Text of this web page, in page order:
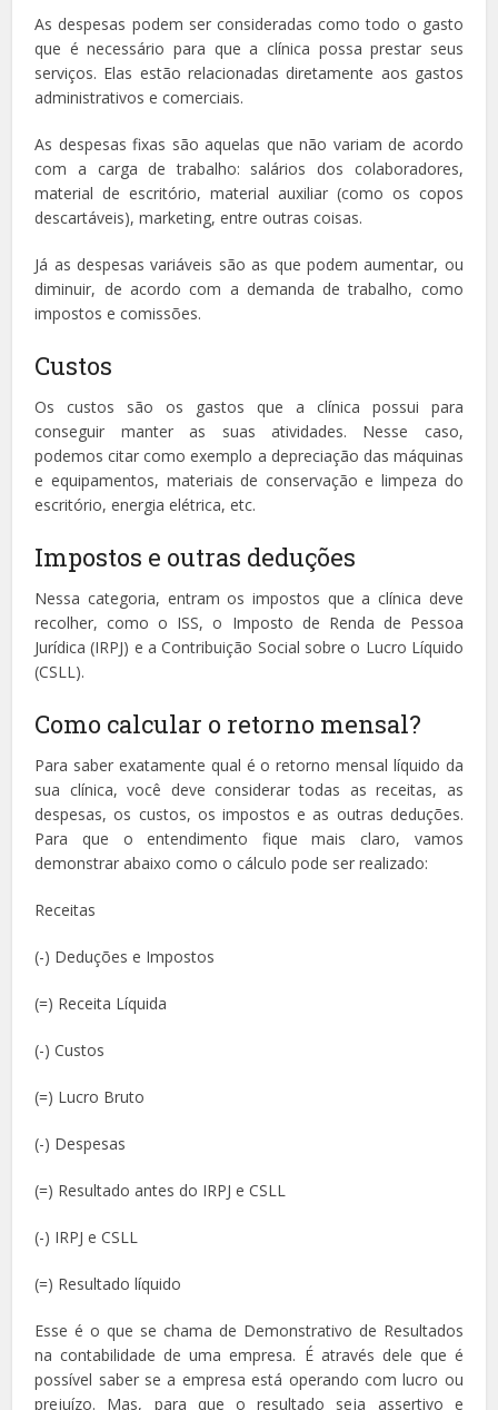
As despesas podem ser consideradas como todo o gasto
que é necessário para que a clínica possa prestar seus
serviços. Elas estão relacionadas diretamente aos gastos
administrativos e comerciais.
As despesas fixas são aquelas que não variam de acordo
com a carga de trabalho: salários dos colaboradores,
material de escritório, material auxiliar (como os copos
descartáveis), marketing, entre outras coisas.
Já as despesas variáveis são as que podem aumentar, ou
diminuir, de acordo com a demanda de trabalho, como
impostos e comissões.
Custos
Os custos são os gastos que a clínica possui para
conseguir manter as suas atividades. Nesse caso,
podemos citar como exemplo a depreciação das máquinas
e equipamentos, materiais de conservação e limpeza do
escritório, energia elétrica, etc.
Impostos e outras deduções
Nessa categoria, entram os impostos que a clínica deve
recolher, como o ISS, o Imposto de Renda de Pessoa
Jurídica (IRPJ) e a Contribuição Social sobre o Lucro Líquido
(CSLL).
Como calcular o retorno mensal?
Para saber exatamente qual é o retorno mensal líquido da
sua clínica, você deve considerar todas as receitas, as
despesas, os custos, os impostos e as outras deduções.
Para que o entendimento fique mais claro, vamos
demonstrar abaixo como o cálculo pode ser realizado:
Receitas
(-) Deduções e Impostos
(=) Receita Líquida
(-) Custos
(=) Lucro Bruto
(-) Despesas
(=) Resultado antes do IRPJ e CSLL
(-) IRPJ e CSLL
(=) Resultado líquido
Esse é o que se chama de Demonstrativo de Resultados
na contabilidade de uma empresa. É através dele que é
possível saber se a empresa está operando com lucro ou
prejuízo. Mas, para que o resultado seja assertivo e